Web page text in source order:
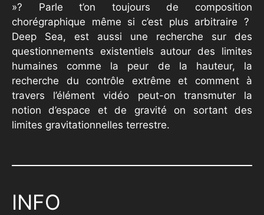
»? Parle t’on toujours de composition
chorégraphique même si c’est plus arbitraire ?
Deep Sea, est aussi une recherche sur des
questionnements existentiels autour des limites
humaines comme la peur de la hauteur, la
recherche du contrôle extrême et comment à
travers l’élément vidéo peut-on transmuter la
notion d’espace et de gravité on sortant des
limites gravitationnelles terrestre.
INFO